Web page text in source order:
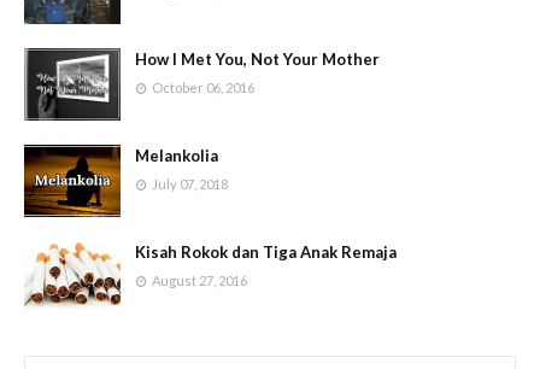
How I Met You, Not Your Mother
October 06, 2016
Melankolia
July 07, 2018
Kisah Rokok dan Tiga Anak Remaja
August 27, 2016